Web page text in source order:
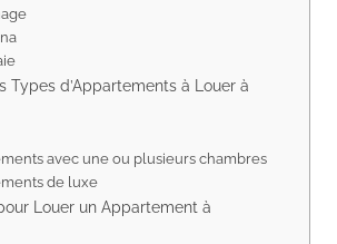
Types d’Appartements à Louer à
avec une ou plusieurs chambres
de luxe
Louer un Appartement à